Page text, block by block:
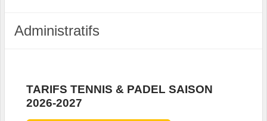
Administratifs
TARIFS TENNIS & PADEL SAISON
2026-2027